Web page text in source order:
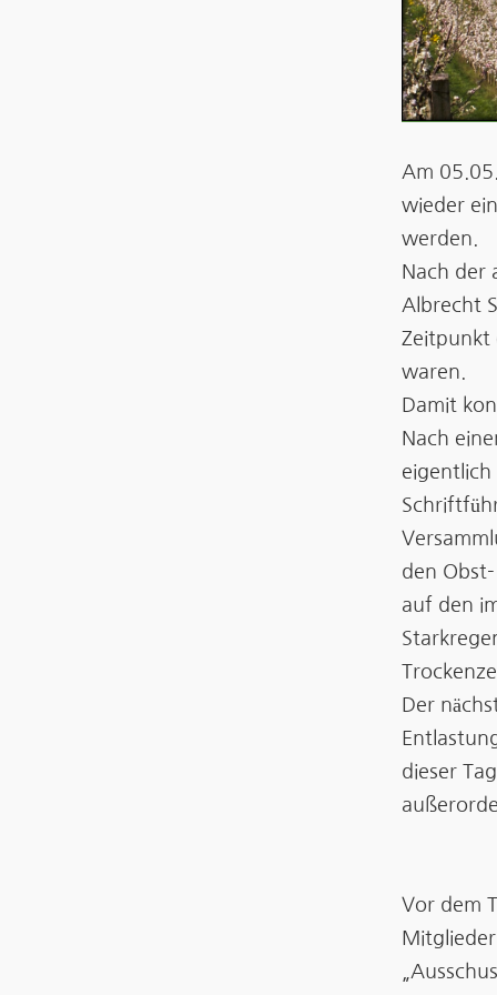
Am
wieder
werden.
Nach der
Albrecht
Zeitpunkt
waren.
Damit
Nach
eigentlich
den
auf den
Der
dieser
Vor dem